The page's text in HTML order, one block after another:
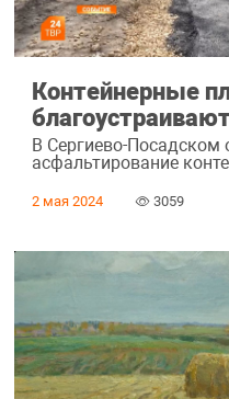
Контейнерные
В Сергиево-Посадском
асфальтирование
2 мая 2024 3059